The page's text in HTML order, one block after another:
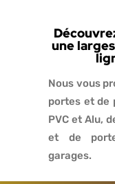
une
Nous vous
portes et de
PVC et Alu,
et de
garages.